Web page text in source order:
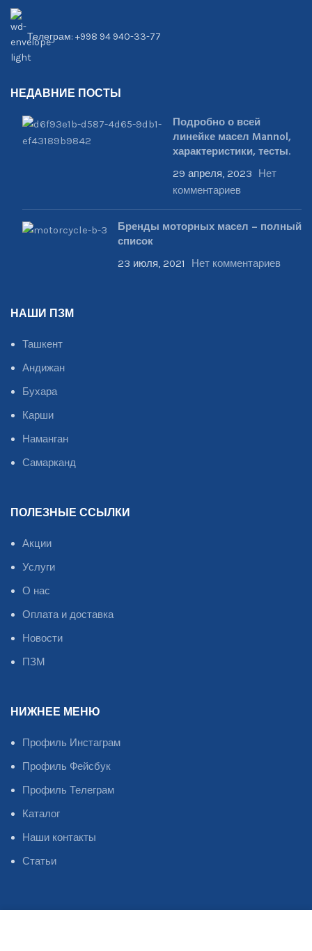
Телеграм: +998 94 940-33-77
НЕДАВНИЕ ПОСТЫ
Подробно о всей
линейке масел Mannol,
характеристики, тесты.
29 апреля, 2023
Нет
комментариев
Бренды моторных масел – полный
список
23 июля, 2021 Нет комментариев
НАШИ ПЗМ
Ташкент
Андижан
Бухара
Карши
Наманган
Самарканд
ПОЛЕЗНЫЕ ССЫЛКИ
Акции
Услуги
О нас
Оплата и доставка
Новости
ПЗМ
НИЖНЕЕ МЕНЮ
Профиль Инстаграм
Профиль Фейсбук
Профиль Телеграм
Каталог
Наши контакты
Статьи